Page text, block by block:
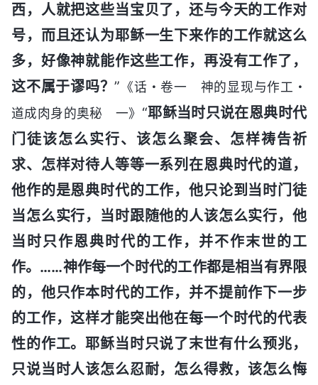
西，人就把这些当宝贝了，还与今天的工作对
号，而且还认为耶稣一生下来作的工作就这么
多，好像神就能作这些工作，再没有工作了，
这不属于谬吗？” 《话・卷一 神的显现与作工・
道成肉身的奥秘 一》 “耶稣当时只说在恩典时代
门徒该怎么实行、该怎么聚会、怎样祷告祈
求、怎样对待人等等一系列在恩典时代的道，
他作的是恩典时代的工作，他只论到当时门徒
当怎么实行，当时跟随他的人该怎么实行，他
当时只作恩典时代的工作，并不作末世的工
作。……神作每一个时代的工作都是相当有界限
的，他只作本时代的工作，并不提前作下一步
的工作，这样才能突出他在每一个时代的代表
性的作工。耶稣当时只说了末世有什么预兆，
只说当时人该怎么忍耐，怎么得救，该怎么悔